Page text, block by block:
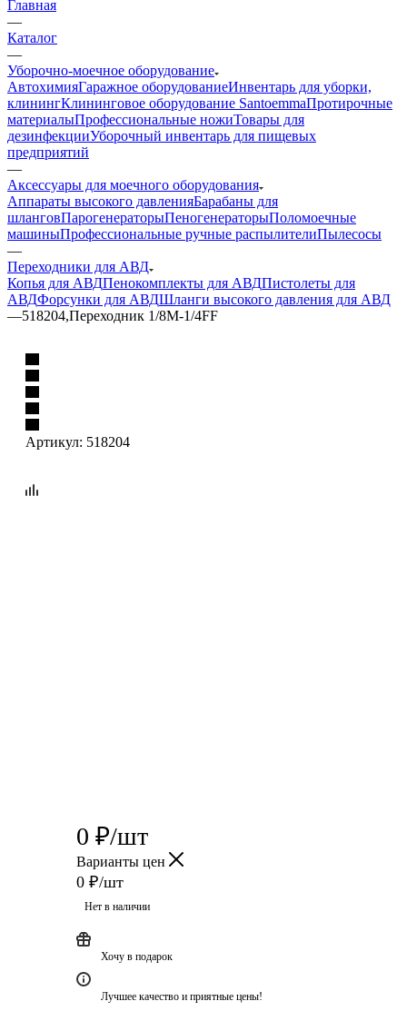
Главная
—
Каталог
—
Уборочно-моечное оборудование
АвтохимияГаражное оборудованиеИнвентарь для уборки,
клинингКлининговое оборудование SantoemmaПротирочные
материалыПрофессиональные ножиТовары для
дезинфекцииУборочный инвентарь для пищевых
предприятий
—
Аксессуары для моечного оборудования
Аппараты высокого давленияБарабаны для
шланговПарогенераторыПеногенераторыПоломоечные
машиныПрофессиональные ручные распылителиПылесосы
—
Переходники для АВД
Копья для АВДПенокомплекты для АВДПистолеты для
АВДФорсунки для АВДШланги высокого давления для АВД
—518204,Переходник 1/8М-1/4FF
Артикул: 518204
0 ₽/шт
Варианты цен
0 ₽/шт
Нет в наличии
Хочу в подарок
Лучшее качество и приятные цены!